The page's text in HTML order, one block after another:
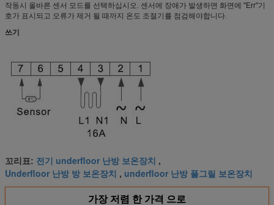
작동시 올바른 센서 모드를 선택하십시오. 센서에 장애가 발생하면 화면에 "Err"기
호가 표시되고 오류가 제거 될 때까지 온도 조절기를 점검해야합니다.
쓰기
꼬리표: 전기 underfloor 난방 보온장치 ,
Underfloor 난방 방 보온장치 , underfloor 난방 풀그릴 보온장치
가장 저렴 한 가격 으로